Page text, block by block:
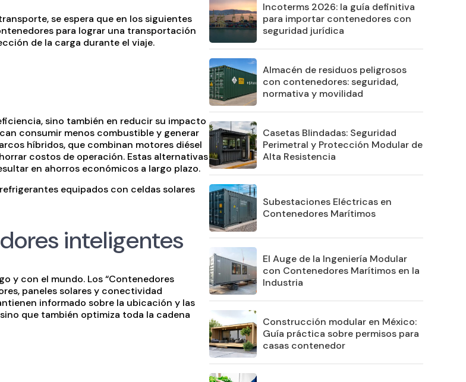
se espera que en los siguientes
para lograr una transportación
de la carga durante el viaje.
sino también en reducir su impacto
consumir menos combustible y generar
híbridos, que combinan motores diésel
costos de operación. Estas alternativas
en ahorros económicos a largo plazo.
equipados con celdas solares
inteligentes
y con el mundo. Los “Contenedores
paneles solares y conectividad
informado sobre la ubicación y las
que también optimiza toda la cadena
Incoterms 2026: la guía definitiva
para importar contenedores con
seguridad jurídica
Almacén de residuos peligrosos
con contenedores: seguridad,
normativa y movilidad
Casetas Blindadas: Seguridad
Perimetral y Protección Modular de
Alta Resistencia
Subestaciones Eléctricas en
Contenedores Marítimos
El Auge de la Ingeniería Modular
con Contenedores Marítimos en la
Industria
Construcción modular en México:
Guía práctica sobre permisos para
casas contenedor